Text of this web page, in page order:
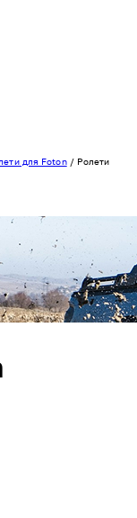
для Foton/ Ролети